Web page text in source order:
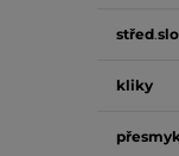
střed.
kliky